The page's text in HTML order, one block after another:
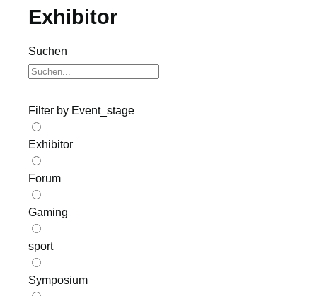
Exhibitor
Suchen
Filter by Event_stage
Exhibitor
Forum
Gaming
sport
Symposium